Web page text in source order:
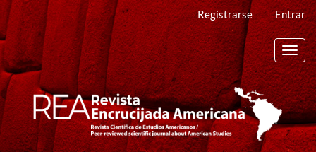
Navegación
principal
Contenido
principal
Barra
lateral
Registrarse Entrar